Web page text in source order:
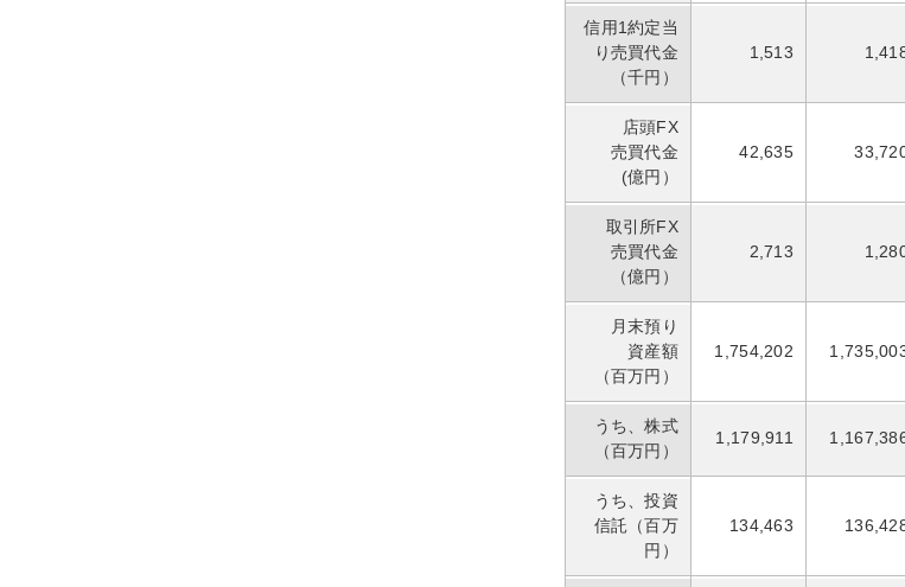
信用1約定当
り売買代金
（千円）
1,513
店頭FX
売買代金
(億円）
42,635
取引所FX
売買代金
（億円）
2,713
月末預り
資産額
（百万円）
1,754,202
うち、株式
（百万円）
1,179,911
うち、投資
信託（百万
円）
134,463